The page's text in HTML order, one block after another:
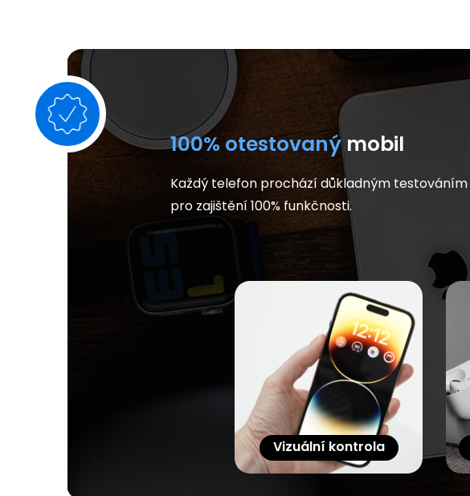
100% otestovaný mobil
Každý telefon prochází důkladným
pro zajištění 100% funkčnosti.
Vizuální kontrola